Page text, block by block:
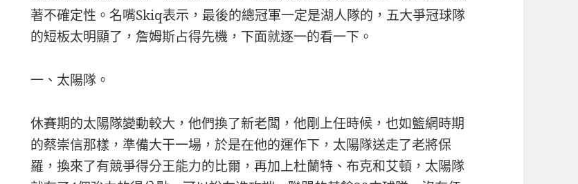
著不確定性。名嘴Skiq表示，最後的總冠軍一定是湖人隊的，五大爭冠球隊
的短板太明顯了，詹姆斯占得先機，下面就逐一的看一下。
一、太陽隊。
休賽期的太陽隊變動較大，他們換了新老闆，他剛上任時候，也如籃網時期
的蔡崇信那樣，準備大干一場，於是在他的運作下，太陽隊送走了老將保
羅，換來了有競爭得分王能力的比爾，再加上杜蘭特、布克和艾頓，太陽隊